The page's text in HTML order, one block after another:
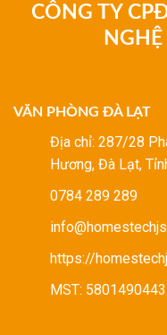
CÔNG TY
VĂN PHÒNG ĐÀ LẠT
Địa chỉ: 287/28
Hương, Đà Lạt,
0784 289 289
https://
MST: 5801490443